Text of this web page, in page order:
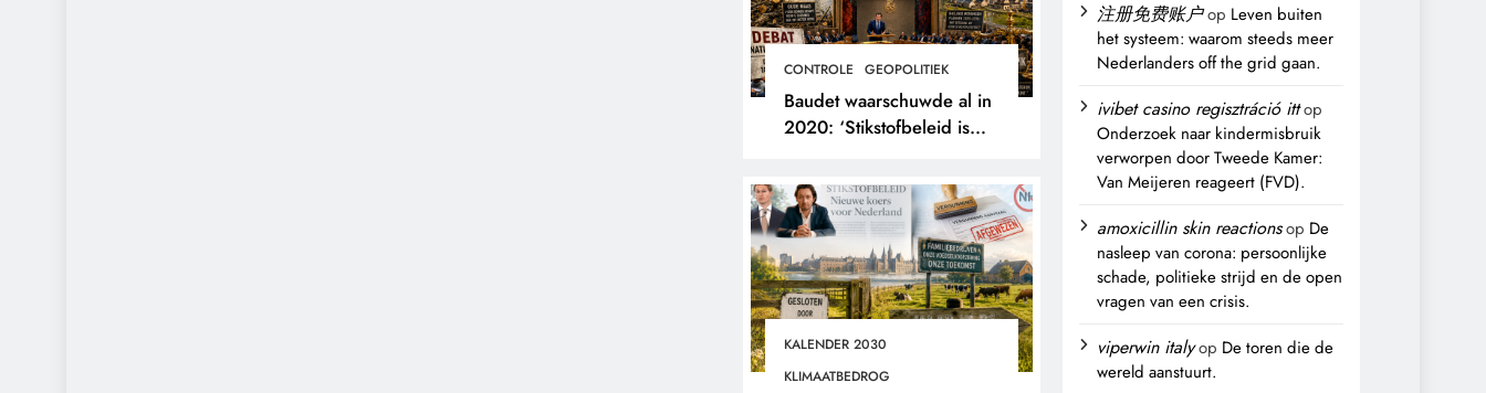
CONTROLE GEOPOLITIEK
Baudet waarschuwde al in
2020: ‘Stikstofbeleid is
immigratie’.
KALENDER 2030
KLIMAATBEDROG
注册免费账户op Leven buiten
het systeem: waarom steeds meer
Nederlanders off the grid gaan.
ivibet casino regisztráció ittop
Onderzoek naar kindermisbruik
verworpen door Tweede Kamer:
Van Meijeren reageert (FVD).
amoxicillin skin reactionsop De
nasleep van corona: persoonlijke
schade, politieke strijd en de open
vragen van een crisis.
viperwin italyop De toren die de
wereld aanstuurt.